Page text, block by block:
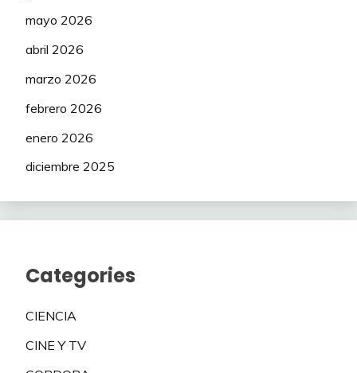
mayo 2026
abril 2026
marzo 2026
febrero 2026
enero 2026
diciembre 2025
Categories
CIENCIA
CINE Y TV